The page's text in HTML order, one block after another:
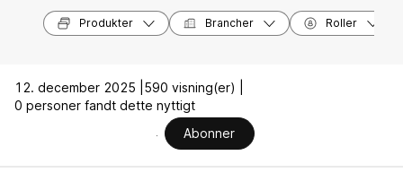
Produkter Brancher Roller
12. december 2025 | 590 visning(er) |
0 personer fandt dette nyttigt
Abonner